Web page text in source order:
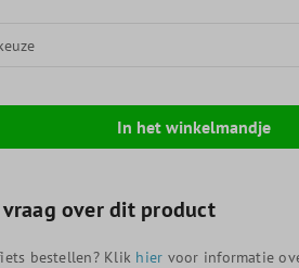
In het winkelmandje
over dit product
bestellen? Klik hier voor informatie